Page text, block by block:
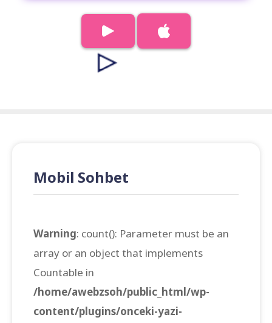
Mobil Sohbet
Warning: count(): Parameter must be an
array or an object that implements
Countable in
/home/awebzsoh/public_html/wp-
content/plugins/onceki-yazi-